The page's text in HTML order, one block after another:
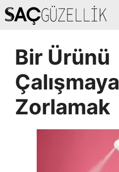
İçeriğe
atla
Bir Ürünü
Çalışmaya
Zorlamak